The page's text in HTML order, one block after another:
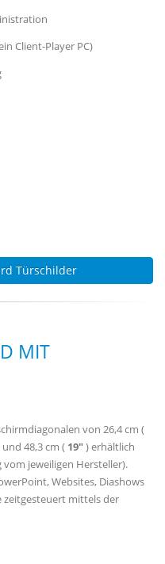
Client-Player PC)
Türschilder
MIT
von 26,4 cm (
und 48,3 cm ( 19") erhältlich
jeweiligen Hersteller).
Websites, Diashows
zeitgesteuert mittels der